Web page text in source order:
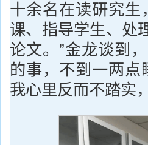
十余名在读研究生
课、指导学生、处
论文。”金龙谈到
的事，不到一两点
我心里反而不踏实